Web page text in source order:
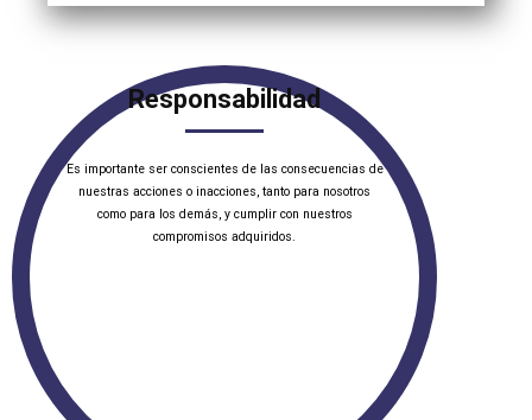
Responsabilidad
Es importante ser conscientes de las consecuencias de
nuestras acciones o inacciones, tanto para nosotros
como para los demás, y cumplir con nuestros
compromisos adquiridos.